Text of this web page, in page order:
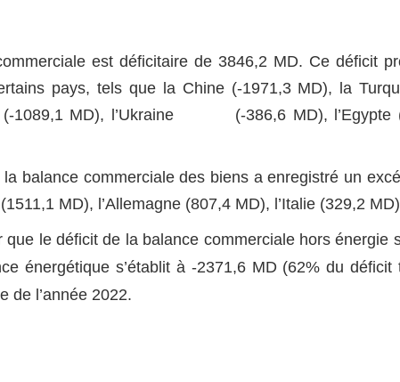
est déficitaire de 3846,2 MD. Ce déficit
pays, tels que la Chine (-1971,3 MD), la
(-1089,1 MD), l’Ukraine (-386,6 MD), l’Egypte
balance commerciale des biens a enregistré un
MD), l’Allemagne (807,4 MD), l’Italie (329,2
que le déficit de la balance commerciale hors énergie
énergétique s’établit à -2371,6 MD (62% du
de l’année 2022.